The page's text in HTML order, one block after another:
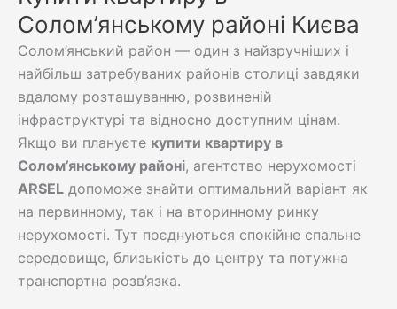
Солом’янському районі Києва
Солом’янський район — один з найзручніших і
найбільш затребуваних районів столиці завдяки
вдалому розташуванню, розвиненій
інфраструктурі та відносно доступним цінам.
Якщо ви плануєте купити квартиру в
Солом’янському районі, агентство нерухомості
ARSEL допоможе знайти оптимальний варіант як
на первинному, так і на вторинному ринку
нерухомості. Тут поєднуються спокійне спальне
середовище, близькість до центру та потужна
транспортна розв’язка.